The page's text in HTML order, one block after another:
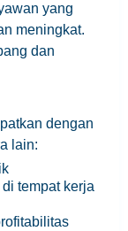
yang
meningkat.
dan
dengan
lain:
tempat kerja